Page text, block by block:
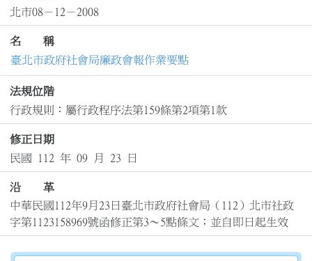
北市08－12－2008
名 稱
臺北市政府社會局廉政會報作業要點
法規位階
行政規則：屬行政程序法第159條第2項第1款
修正日期
民國 112 年 09 月 23 日
沿 革
中華民國112年9月23日臺北市政府社會局（112）北市社政
字第1123158969號函修正第3～5點條文；並自即日起生效